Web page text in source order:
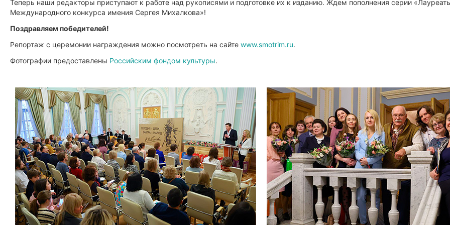
Теперь наши редакторы приступают к работе над рукописями и подготовке их к изданию. Ждем пополнения серии
Международного конкурса имения Сергея Михалкова»!
Поздравляем победителей!
Репортаж с церемонии награждения можно посмотреть на сайте www.smotrim.ru.
Фотографии предоставлены Российским фондом культуры.